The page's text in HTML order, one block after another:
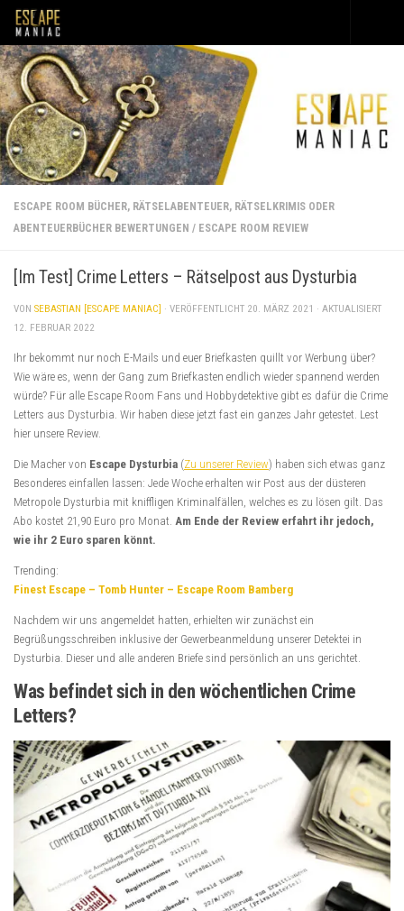
Unter dem Inhalt
ESCAPE ROOM BÜCHER, RÄTSELABENTEUER, RÄTSELKRIMIS ODER
ABENTEUERBÜCHER BEWERTUNGEN / ESCAPE ROOM REVIEW
[Im Test] Crime Letters – Rätselpost aus Dysturbia
VON SEBASTIAN [ESCAPE MANIAC] · VERÖFFENTLICHT 20. MÄRZ 2021 · AKTUALISIERT
12. FEBRUAR 2022
Ihr bekommt nur noch E-Mails und euer Briefkasten quillt vor Werbung über?
Wie wäre es, wenn der Gang zum Briefkasten endlich wieder spannend werden
würde? Für alle Escape Room Fans und Hobbydetektive gibt es dafür die Crime
Letters aus Dysturbia. Wir haben diese jetzt fast ein ganzes Jahr getestet. Lest
hier unsere Review.
Die Macher von Escape Dysturbia (Zu unserer Review) haben sich etwas ganz
Besonderes einfallen lassen: Jede Woche erhalten wir Post aus der düsteren
Metropole Dysturbia mit kniffligen Kriminalfällen, welches es zu lösen gilt. Das
Abo kostet 21,90 Euro pro Monat. Am Ende der Review erfahrt ihr jedoch,
wie ihr 2 Euro sparen könnt.
Trending:
Finest Escape – Tomb Hunter – Escape Room Bamberg
Nachdem wir uns angemeldet hatten, erhielten wir zunächst ein
Begrüßungsschreiben inklusive der Gewerbeanmeldung unserer Detektei in
Dysturbia. Dieser und alle anderen Briefe sind persönlich an uns gerichtet.
Was befindet sich in den wöchentlichen Crime
Letters?